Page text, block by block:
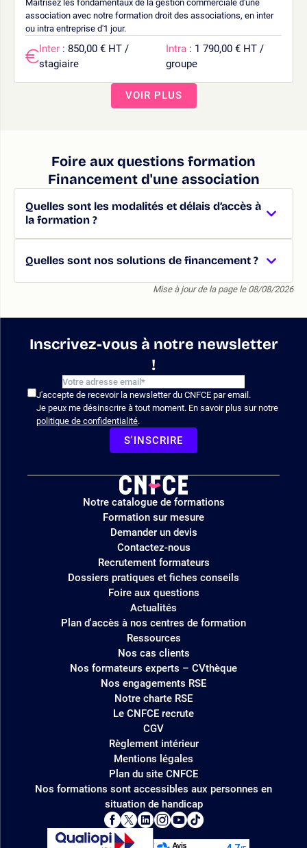
Maîtrisez les fondamentaux de la gestion commerciale d'une
association avec notre formation droit des associations, en inter
ou intra entreprise d'1 jour.
Inter : 850,00 € HT /
stagiaire
Intra : 1 790,00 € HT /
groupe
VOIR PLUS
Foire aux questions formation
Financement d'une association
Quelles sont les modalités et délais d’accès à
la formation ?
Quelles sont nos solutions de financement ?
Mise à jour de la page le 08/08/2026
Inscrivez-vous à notre newsletter
!
J'accepte de recevoir la newsletter du CNFCE par email.
Je peux me désinscrire à tout moment. En savoir plus sur notre
politique de confidentialité.
S'INSCRIRE
Logo
site
Notre catalogue de formations
Formation sur mesure
Demander un devis
Contactez-nous
Recrutement formateurs
Dossiers pratiques et fiches conseils
Foire aux questions
Actualités
Plan d'accès à nos centres de formation
Ressources
Nos cas clients
Nos formateurs experts – CVthèque
Nos engagements RSE
Notre charte RSE
Le CNFCE recrute
CGV
Règlement intérieur
Mentions légales
Plan du site CNFCE
Nos formations sont accessibles aux personnes en
situation de handicap